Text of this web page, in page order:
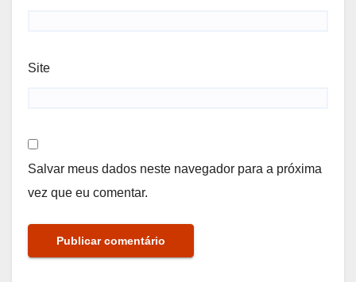
Site
Salvar meus dados neste navegador para a próxima
vez que eu comentar.